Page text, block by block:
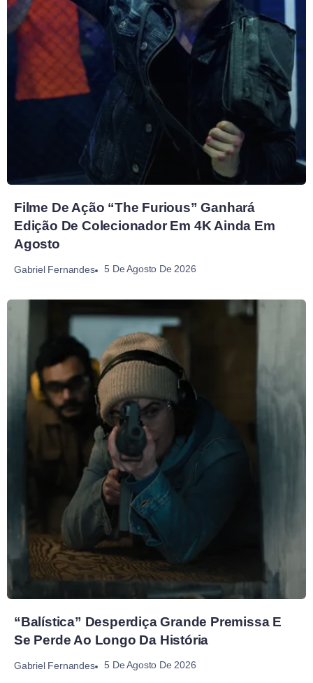
Filme De Ação “The Furious” Ganhará
Edição De Colecionador Em 4K Ainda Em
Agosto
Gabriel Fernandes 5 De Agosto De 2026
“Balística” Desperdiça Grande Premissa E
Se Perde Ao Longo Da História
Gabriel Fernandes 5 De Agosto De 2026